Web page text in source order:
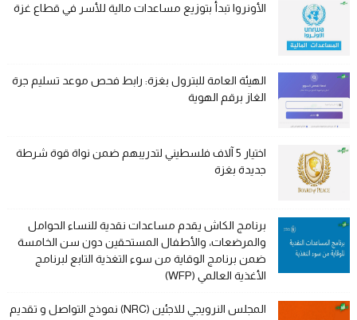
الأونروا تبدأ بتوزيع مساعدات مالية للأسر في قطاع غزة
الهيئة العامة للبترول بغزة: رابط فحص موعد تسليم جرة
الغاز برقم الهوية
اختيار 5 آلاف فلسطيني لتدريبهم ضمن نواة قوة شرطة
جديدة بغزة
برنامج الكاش يقدم مساعدات نقدية للنساء الحوامل
والمرضعات، والأطفال المستحقين دون سن الخامسة
ضمن برنامج الوقاية من سوء التغذية التابع لبرنامج
الأغذية العالمي (WFP)
المجلس النرويجي للاجئين (NRC) نموذج التواصل و تقديم